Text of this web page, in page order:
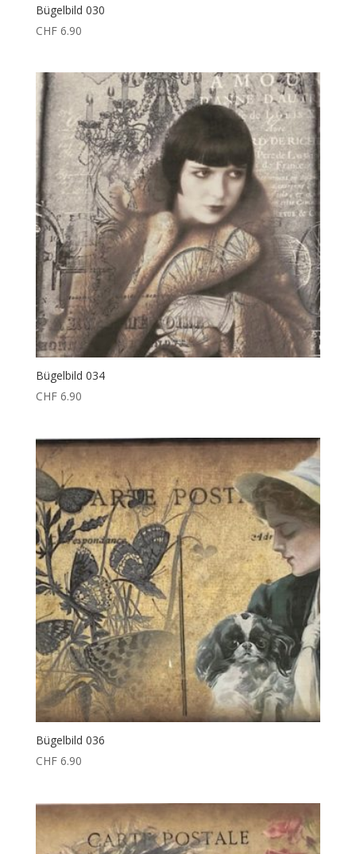
Bügelbild 030
CHF6.90
Bügelbild 034
CHF6.90
Bügelbild 036
CHF6.90